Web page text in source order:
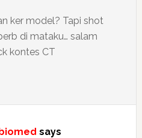
ker model? Tapi shot
di mataku… salam
kontes CT
says